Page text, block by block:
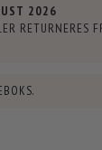
2026
RETURNERES